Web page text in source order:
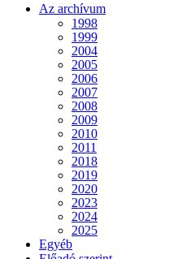
Az archívum
1998
1999
2004
2005
2006
2007
2008
2009
2010
2011
2018
2019
2020
2023
2024
2025
Egyéb